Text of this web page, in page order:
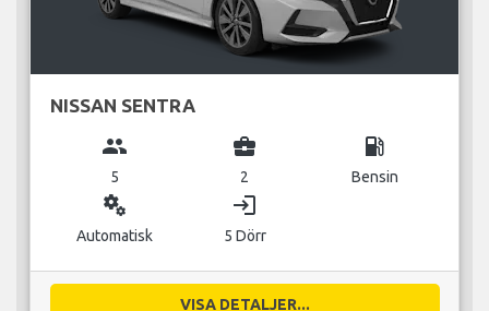
NISSAN SENTRA
group
5
business_center
2
local_gas_station
Bensin
miscellaneous_services
Automatisk
login
5 Dörr
VISA DETALJER...